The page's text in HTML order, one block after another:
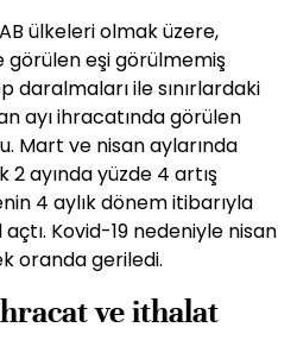
ülkeleri olmak üzere,
eşi görülmemiş
ile sınırlardaki
ayı ihracatında görülen
Mart ve nisan aylarında
2 ayında yüzde 4 artış
4 aylık dönem itibarıyla
Kovid-19 nedeniyle nisan
oranda geriledi.
ve ithalat